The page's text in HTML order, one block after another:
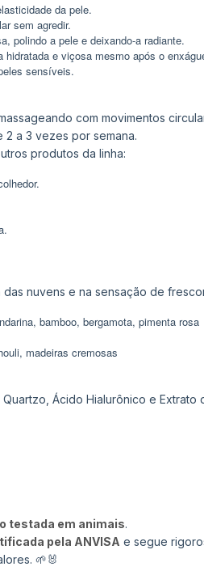
da pele.
sem agredir.
polindo a pele e deixando-a radiante.
e viçosa mesmo após o
sensíveis.
com movimentos
2 a 3 vezes por semana.
produtos da linha:
nuvens e na sensação de
bamboo, bergamota, pimenta rosa
madeiras cremosas
Ácido Hialurônico e Extrato
testada em animais.
pela ANVISA e segue
🌱🐰